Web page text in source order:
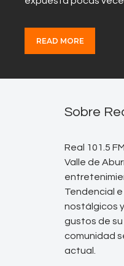
READ MORE
Sobre
Real 101.5
Valle de
Tendencial
nostálgicos
gustos de su
comunidad
actual.